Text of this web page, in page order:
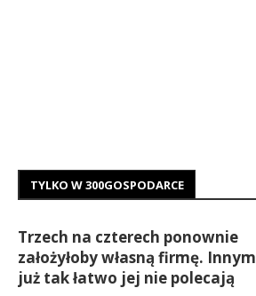
TYLKO W 300GOSPODARCE
Trzech na czterech ponownie
założyłoby własną firmę. Innym
już tak łatwo jej nie polecają